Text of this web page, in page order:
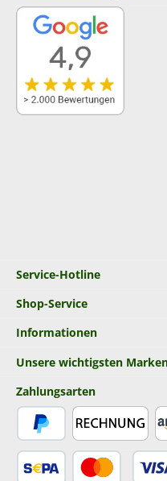
Service-Hotline
Shop-Service
Informationen
Unsere wichtigsten
Zahlungsarten